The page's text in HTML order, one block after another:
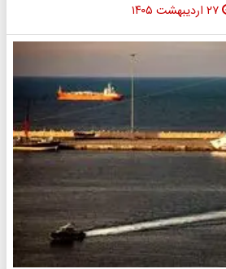
۲۷ اردیبهشت ۱۴۰۵